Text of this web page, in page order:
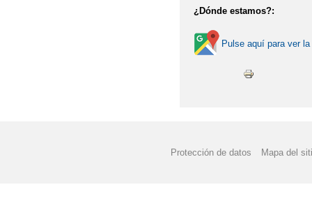
¿Dónde estamos?:
Pulse aquí para ver
Protección de datos Mapa del